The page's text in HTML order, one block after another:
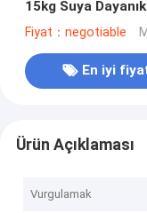
15kg Suya
Fiyat：negotiable
En iyi
Ürün Açıklaması
Vurgulamak